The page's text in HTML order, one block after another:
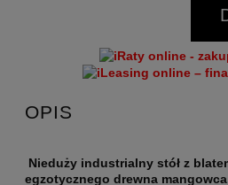
OPIS
Nieduży industrialny stół z
egzotycznego drewna